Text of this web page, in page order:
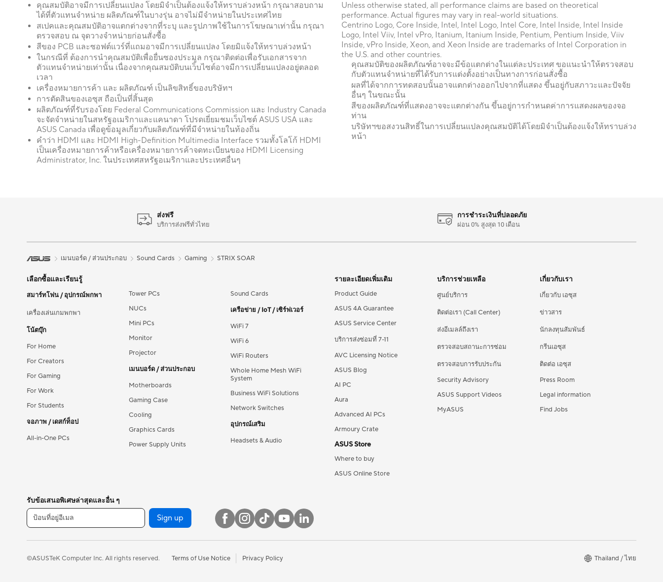
คุณสมบัติอาจมีการเปลี่ยนแปลง โดยมิจำเป็นต้องแจ้งให้ทราบล่วงหน้า กรุณาสอบถาม
ได้ที่ตัวแทนจำหน่าย ผลิตภัณฑ์ในบางรุ่น อาจไม่มีจำหน่ายในประเทศไทย
สเปคและคุณสมบัติอาจแตกต่างจากที่ระบุ และรูปภาพใช้ในการโฆษณาเท่านั้น กรุณา
ตรวจสอบ ณ จุดวางจำหน่ายก่อนสั่งซื้อ
สีของ PCB และซอฟต์แวร์ที่แถมอาจมีการเปลี่ยนแปลง โดยมิแจ้งให้ทราบล่วงหน้า
ในกรณีที่ ต้องการนำคุณสมบัติเพื่อยื่นซองประมูล กรุณาติดต่อเพื่อรับเอกสารจาก
ตัวแทนจำหน่ายเท่านั้น เนื่องจากคุณสมบัติบนเว็บไซต์อาจมีการเปลี่ยนแปลงอยู่ตลอด
เวลา
เครื่องหมายการค้า และ ผลิตภัณฑ์ เป็นลิขสิทธิ์ของบริษัทฯ
การตัดสินของเอซุส ถือเป็นที่สิ้นสุด
ผลิตภัณฑ์ที่รับรองโดย Federal Communications Commission และ Industry Canada
จะจัดจำหน่ายในสหรัฐอเมริกาและแคนาดา โปรดเยี่ยมชมเว็บไซต์ ASUS USA และ
ASUS Canada เพื่อดูข้อมูลเกี่ยวกับผลิตภัณฑ์ที่มีจำหน่ายในท้องถิ่น
คำว่า HDMI และ HDMI High-Definition Multimedia Interface รวมทั้งโลโก้ HDMI
เป็นเครื่องหมายการค้าหรือเครื่องหมายการค้าจดทะเบียนของ HDMI Licensing
Administrator, Inc. ในประเทศสหรัฐอเมริกาและประเทศอื่นๆ
Unless otherwise stated, all performance claims are based on theoretical
performance. Actual figures may vary in real-world situations.
Centrino Logo, Core Inside, Intel, Intel Logo, Intel Core, Intel Inside, Intel Inside
Logo, Intel Viiv, Intel vPro, Itanium, Itanium Inside, Pentium, Pentium Inside, Viiv
Inside, vPro Inside, Xeon, and Xeon Inside are trademarks of Intel Corporation in
the U.S. and other countries.
คุณสมบัติของผลิตภัณฑ์อาจจะมีข้อแตกต่างในแต่ละประเทศ ขอแนะนำให้ตรวจสอบ
กับตัวแทนจำหน่ายที่ได้รับการแต่งตั้งอย่างเป็นทางการก่อนสั่งซื้อ
ผลที่ได้จากการทดสอบนั้นอาจแตกต่างออกไปจากที่แสดง ขึ้นอยู่กับสภาวะและปัจจัย
อื่นๆ ในขณะนั้น
สีของผลิตภัณฑ์ที่แสดงอาจจะแตกต่างกัน ขึ้นอยู่การกำหนดค่าการแสดงผลของจอ
ท่าน
บริษัทฯขอสงวนสิทธิ์ในการเปลี่ยนแปลงคุณสมบัติได้โดยมิจำเป็นต้องแจ้งให้ทราบล่วง
หน้า
ส่งฟรี
บริการส่งฟรีทั่วไทย
การชำระเงินที่ปลอดภัย
ผ่อน 0% สูงสุด 10 เดือน
เมนบอร์ด / ส่วนประกอบ Sound Cards Gaming STRIX SOAR
เลือกซื้อและเรียนรู้
สมาร์ทโฟน / อุปกรณ์พกพา
เครื่องเล่นเกมพกพา
โน้ตบุ๊ก
For Home
For Creators
For Gaming
For Work
For Students
จอภาพ / เดสก์ท็อป
All-in-One PCs
Tower PCs
NUCs
Mini PCs
Monitor
Projector
เมนบอร์ด / ส่วนประกอบ
Motherboards
Gaming Case
Cooling
Graphics Cards
Power Supply Units
Sound Cards
เครือข่าย / IoT / เซิร์ฟเวอร์
WiFi 7
WiFi 6
WiFi Routers
Whole Home Mesh WiFi
System
Business WiFi Solutions
Network Switches
อุปกรณ์เสริม
Headsets & Audio
รายละเอียดเพิ่มเติม
Product Guide
ASUS 4A Guarantee
ASUS Service Center
บริการส่งซ่อมที่ 7-11
AVC Licensing Notice
ASUS Blog
AI PC
Aura
Advanced AI PCs
Armoury Crate
ASUS Store
Where to buy
ASUS Online Store
บริการช่วยเหลือ
ศูนย์บริการ
ติดต่อเรา (Call Center)
ส่งอีเมลล์ถึงเรา
ตรวจสอบสถานะการซ่อม
ตรวจสอบการรับประกัน
Security Advisory
ASUS Support Videos
MyASUS
เกี่ยวกับเรา
เกี่ยวกับ เอซุส
ข่าวสาร
นักลงทุนสัมพันธ์
กรีนเอซุส
ติดต่อ เอซุส
Press Room
Legal information
Find Jobs
รับข้อเสนอพิเศษล่าสุดและอื่น ๆ
Sign up
Thailand / ไทย
©ASUSTeK Computer Inc. All rights reserved. Terms of Use Notice Privacy Policy